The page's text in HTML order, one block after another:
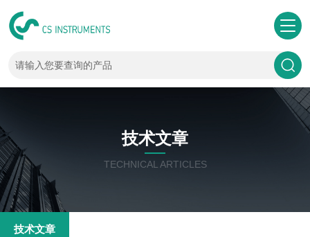
技术文章
TECHNICAL ARTICLES
技术文章